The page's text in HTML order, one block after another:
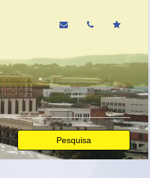
Pesquisa